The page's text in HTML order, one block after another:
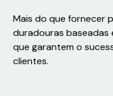
Mais do que fornecer
duradouras baseadas
que garantem o
clientes.